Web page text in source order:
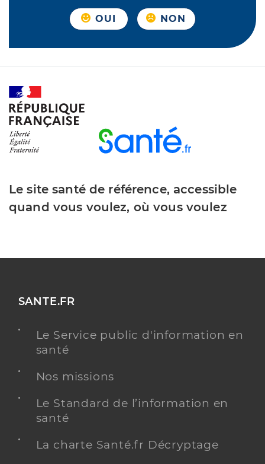
OUI NON
Le site santé de référence, accessible
quand vous voulez, où vous voulez
SANTE.FR
Le Service public d'information en
santé
Nos missions
Le Standard de l’information en
santé
La charte Santé.fr Décryptage